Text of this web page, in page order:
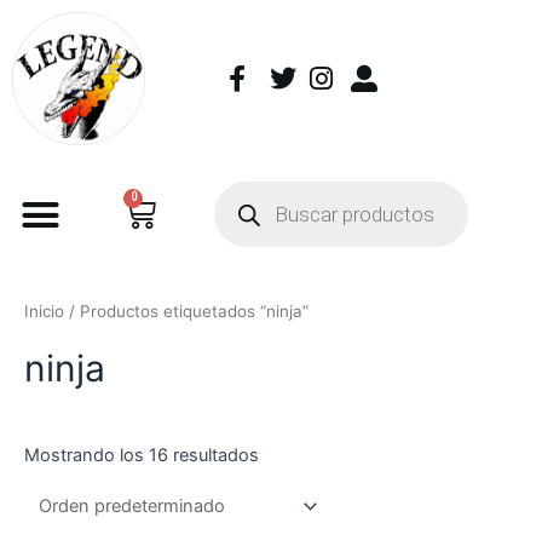
0
Inicio / Productos etiquetados “ninja”
ninja
Mostrando los 16 resultados